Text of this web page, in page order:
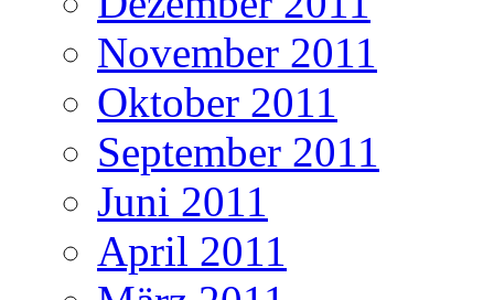
November 2011
Oktober 2011
September 2011
Juni 2011
April 2011